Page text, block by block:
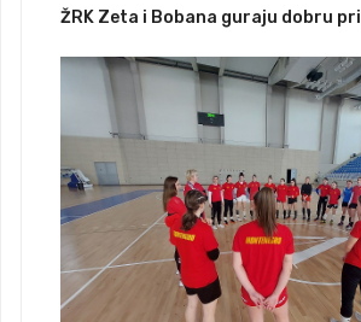
ŽRK Zeta i Bobana guraju dobru